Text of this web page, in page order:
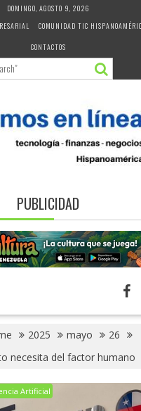
DOMINGO, AGOSTO 9, 2026
COMUNIDAD TIC
CONTACTOS
PUBLICIDAD
2025 mayo
26
necesita del factor humano
Artificial